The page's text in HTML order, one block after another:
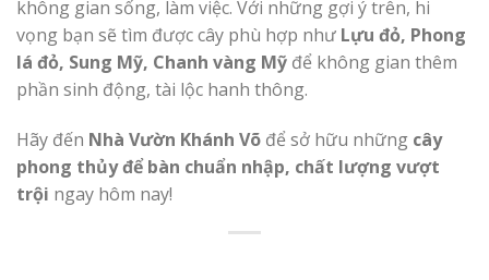
không gian sống, làm việc. Với những gợi ý trên, hi
vọng bạn sẽ tìm được cây phù hợp như Lựu đỏ, Phong
lá đỏ, Sung Mỹ, Chanh vàng Mỹ để không gian thêm
phần sinh động, tài lộc hanh thông.
Hãy đến Nhà Vườn Khánh Võ để sở hữu những cây
phong thủy để bàn chuẩn nhập, chất lượng vượt
trội ngay hôm nay!